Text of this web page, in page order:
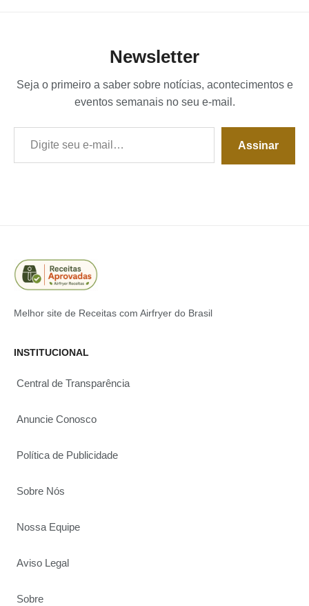
Newsletter
Seja o primeiro a saber sobre notícias, acontecimentos e
eventos semanais no seu e-mail.
Digite seu e-mail…
Assinar
Melhor site de Receitas com Airfryer do Brasil
INSTITUCIONAL
Central de Transparência
Anuncie Conosco
Política de Publicidade
Sobre Nós
Nossa Equipe
Aviso Legal
Sobre